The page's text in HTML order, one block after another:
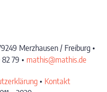
Merzhausen / Freiburg •
79 • mathis@mathis.de
• Kontakt